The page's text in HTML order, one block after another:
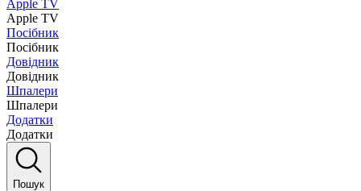
Apple TV
Apple TV
Посібник
Посібник
Довідник
Довідник
Шпалери
Шпалери
Додатки
Додатки
Пошук